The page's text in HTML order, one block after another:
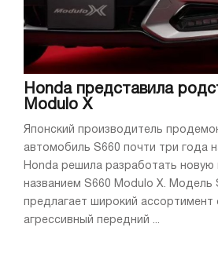
Honda представила
Modulo X
Японский производитель
автомобиль S660 почти три года
Honda решила разработать
названием S660 Modulo X. Модель
предлагает широкий ассортимент
агрессивный передний ...